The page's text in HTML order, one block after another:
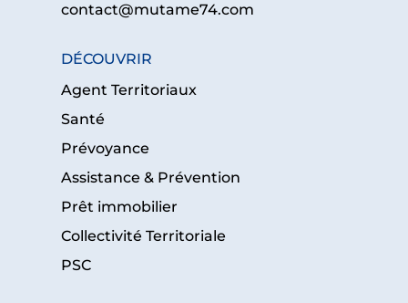
contact@mutame74.com
DÉCOUVRIR
Agent Territoriaux
Santé
Prévoyance
Assistance & Prévention
Prêt immobilier
Collectivité Territoriale
PSC